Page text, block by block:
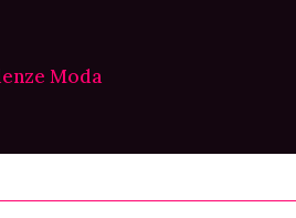
Moda